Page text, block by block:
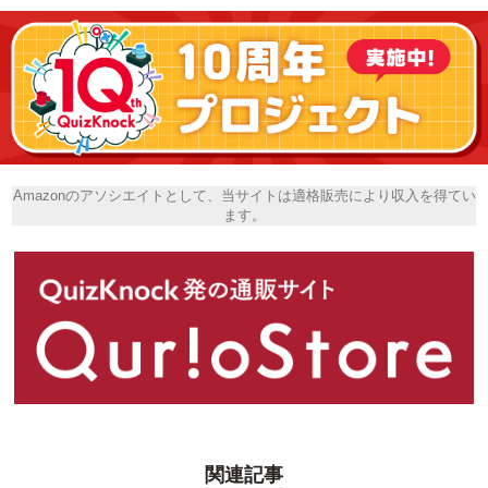
Amazonのアソシエイトとして、当サイトは適格販売により収入を得てい
ます。
関連記事